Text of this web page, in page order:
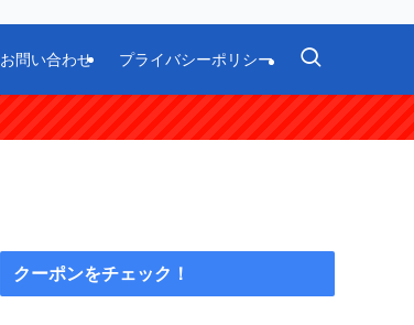
お問い合わせ プライバシーポリシー
クーポンをチェック！